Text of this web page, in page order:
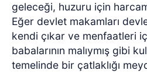
geleceği, huzuru için
Eğer devlet makamları
kendi çıkar ve menfaatleri
babalarının malıymış gibi
temelinde bir çatlaklığı